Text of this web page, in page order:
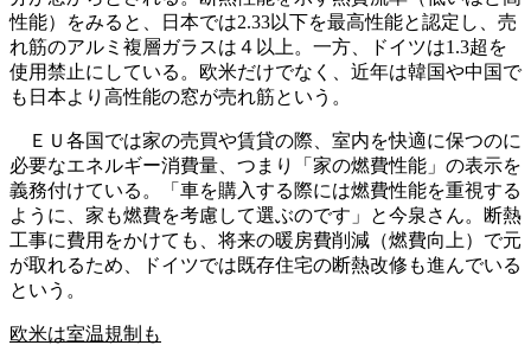
性能）をみると、日本では2.33以下を最高性能と認定し、売
れ筋のアルミ複層ガラスは４以上。一方、ドイツは1.3超を
使用禁止にしている。欧米だけでなく、近年は韓国や中国で
も日本より高性能の窓が売れ筋という。
ＥＵ各国では家の売買や賃貸の際、室内を快適に保つのに
必要なエネルギー消費量、つまり「家の燃費性能」の表示を
義務付けている。「車を購入する際には燃費性能を重視する
ように、家も燃費を考慮して選ぶのです」と今泉さん。断熱
工事に費用をかけても、将来の暖房費削減（燃費向上）で元
が取れるため、ドイツでは既存住宅の断熱改修も進んでいる
という。
欧米は室温規制も